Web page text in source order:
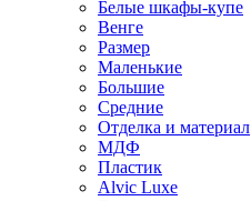
Белые шкафы-купе
Венге
Размер
Маленькие
Большие
Средние
Отделка и материал
МДФ
Пластик
Alvic Luxe